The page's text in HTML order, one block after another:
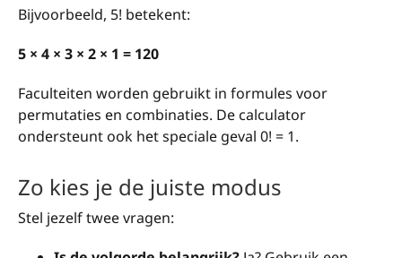
Bijvoorbeeld, 5! betekent:
5 × 4 × 3 × 2 × 1 = 120
Faculteiten worden gebruikt in formules voor
permutaties en combinaties. De calculator
ondersteunt ook het speciale geval 0! = 1.
Zo kies je de juiste modus
Stel jezelf twee vragen: